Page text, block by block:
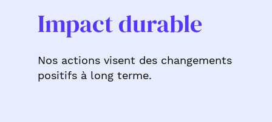
Impact durable
Nos actions visent des changements
positifs à long terme.